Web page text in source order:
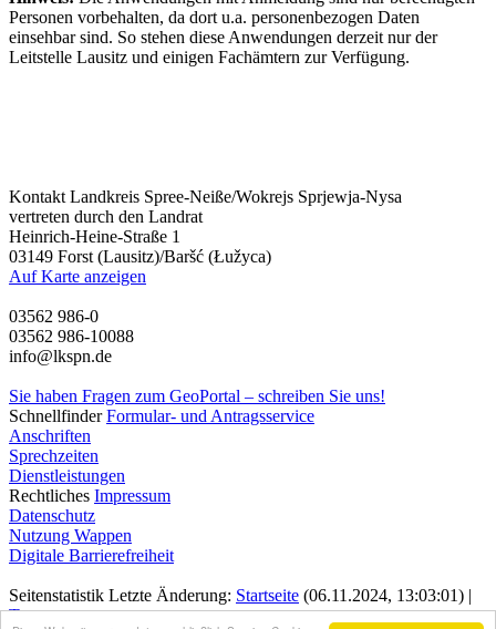
Personen vorbehalten, da dort u.a. personenbezogen Daten
einsehbar sind. So stehen diese Anwendungen derzeit nur der
Leitstelle Lausitz und einigen Fachämtern zur Verfügung.
Kontakt Landkreis Spree-Neiße/Wokrejs Sprjewja-Nysa
vertreten durch den Landrat
Heinrich-Heine-Straße 1
03149 Forst (Lausitz)/Baršć (Łužyca)
Auf Karte anzeigen
03562 986-0
03562 986-10088
info@lkspn.de
Sie haben Fragen zum GeoPortal – schreiben Sie uns!
Schnellfinder Formular- und Antragsservice
Anschriften
Sprechzeiten
Dienstleistungen
Rechtliches Impressum
Datenschutz
Nutzung Wappen
Digitale Barrierefreiheit
Seitenstatistik Letzte Änderung: Startseite (06.11.2024, 13:03:01) |
Top